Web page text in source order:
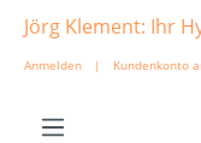
springen
Jörg Klement: Ihr
Anmelden | Kundenkonto